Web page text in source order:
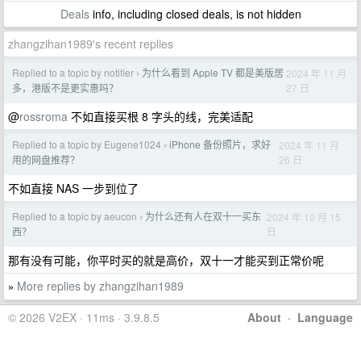
Dealsinfo, including closed deals, is not hidden
zhangzihan1989's recent replies
Replied to a topic by notifier › 为什么看到 Apple TV 都是美版居
多，港版不是更实惠吗？
2024 年 11 月
27 日
@rossroma 不如直接买根 8 字头的线，完美适配
Replied to a topic by Eugene1024 › iPhone 备份照片，求好
用的网盘推荐？
2024 年 11 月
26 日
不如直接 NAS 一步到位了
Replied to a topic by aeucon › 为什么还有人在双十一买东
西？
2024 年 10 月 15
日
那有没有可能，你平时买的就是高价，双十一才能买到正常价呢
» More replies by zhangzihan1989
About · Language
© 2026 V2EX · 11ms · 3.9.8.5